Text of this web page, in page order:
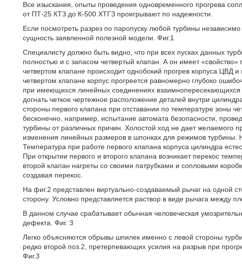
Все изыскания, опыты проведения одновременного прогрева
от ПТ-25 КТЗ до К-500 ХТГЗ проигрывают по надежности.
Если посмотреть разрез по паропуску любой турбины
сущность заявленной полезной модели. Фиг.1
Специалисту должно быть видно, что при всех пусках данных
полностью и с запасом четвертый клапан. А он имеет
четвертом клапане происходит однобокий прогрев корпуса ЦВД
четвертом клапане корпус прогреется равномерно глубоко
при имеющихся линейных соединениях
догнать четкое чертежное расположение деталей внутри
стороны первого клапана при отставании по температуре зоны
бесконечно, например, испытание автомата безопасности,
турбины от различных причин. Холостой ход не дает желаемого
изменения линейных размеров в шпонках для режимов турбины.
Температура при работе первого клапана корпуса цилиндра
При открытии первого и второго клапана возникает перекос
второй клапан нагреты со своими патрубками и сопловыми
создавая перекос.
На фиг.2 представлен виртуально-создаваемый рычаг на одной
сторону. Условно представляется раствор в виде рычага между
В данном случае срабатывает обычная человеческая
дефекта. Фиг. 3
Легко объясняются обрывы шпилек именно с левой стороны
редко второй поз.2, претерпевающих усилия на разрыв при
Фиг.3